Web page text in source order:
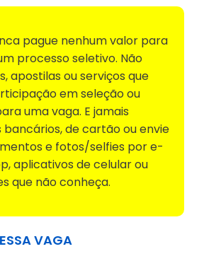
pague nenhum valor para
processo seletivo. Não
apostilas ou serviços que
em seleção ou
uma vaga. E jamais
de cartão ou envie
e fotos/selfies por e-
aplicativos de celular ou
que não conheça.
VAGA